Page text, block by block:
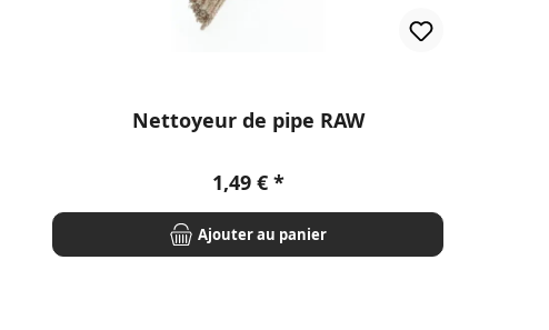
Nettoyeur de pipe RAW
Prix régulier :
1,49 €
Ajouter au panier